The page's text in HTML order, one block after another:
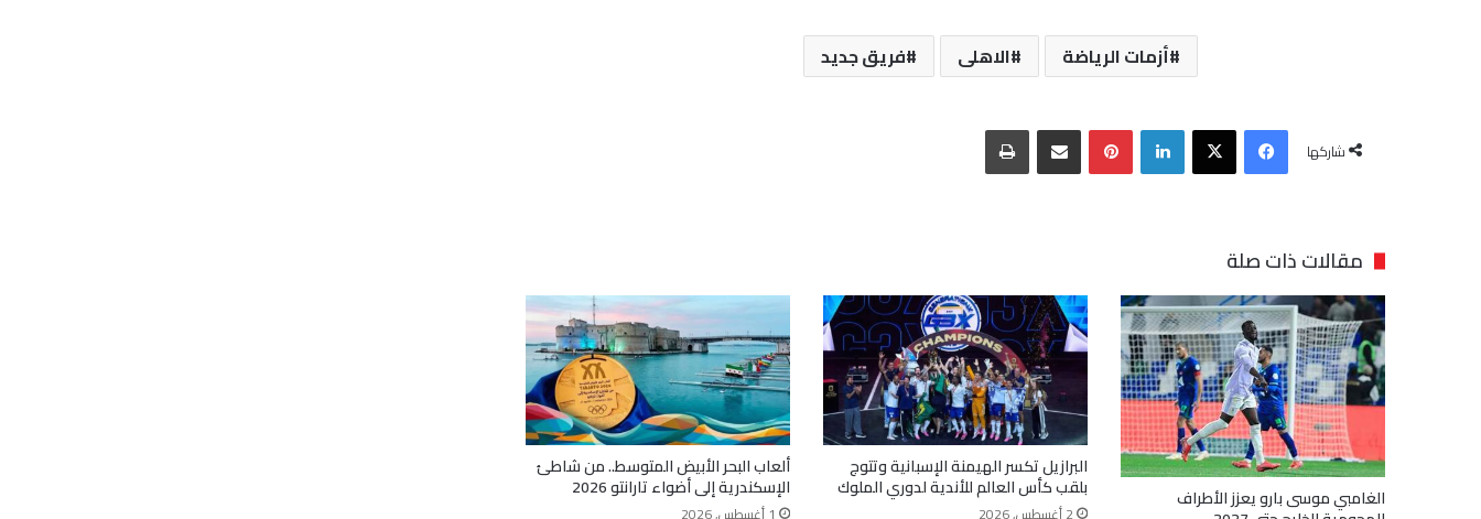
أزمات الرياضة الاهلى فريق جديد
شاركها
فيسبوك‫X لينكدإن بينتيريستمشاركة عبر البريد طباعة
مقالات ذات صلة
الغامبي موسى بارو يعزز الأطراف
البرازيل تكسر الهيمنة الإسبانية وتتوج
بلقب كأس العالم للأندية لدوري الملوك
2 أغسطس, 2026
ألعاب البحر الأبيض المتوسط.. من شاطئ
الإسكندرية إلى أضواء تارانتو 2026
1 أغسطس, 2026